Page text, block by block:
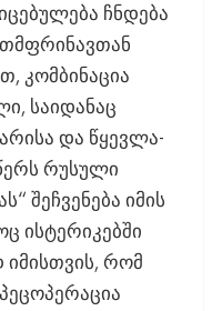
ჩნდება
კომბინაცია
საიდანაც
და წყევლა-
რუსული
შეჩვენება იმის
ისტერიკებში
რომ